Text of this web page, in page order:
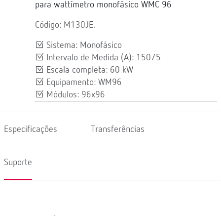
para wattímetro monofásico WMC 96
Código: M130JE.
Sistema: Monofásico
Intervalo de Medida (A): 150/5
Escala completa: 60 kW
Equipamento: WM96
Módulos: 96x96
Especificações Transferências
Suporte